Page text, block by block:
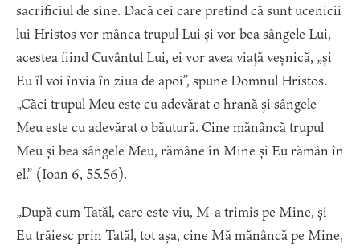
sacrificiul de sine. Dacă cei care pretind că sunt ucenicii
lui Hristos vor mânca trupul Lui și vor bea sângele Lui,
acestea fiind Cuvântul Lui, ei vor avea viață veșnică, „și
Eu îl voi învia în ziua de apoi”, spune Domnul Hristos.
„Căci trupul Meu este cu adevărat o hrană și sângele
Meu este cu adevărat o băutură. Cine mănâncă trupul
Meu și bea sângele Meu, rămâne în Mine și Eu rămân în
el.” (Ioan 6, 55.56).
„După cum Tatăl, care este viu, M-a trimis pe Mine, și
Eu trăiesc prin Tatăl, tot așa, cine Mă mănâncă pe Mine,